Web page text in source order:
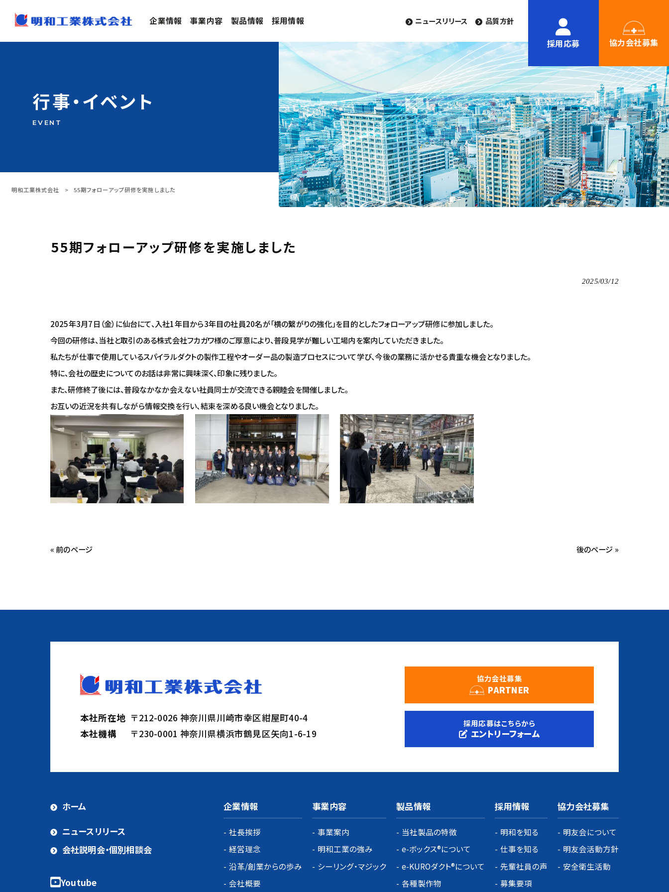
企業情報 事業内容 製品情報 採用情報 ニュースリリース 品質方針
採用応募 協力会社募集
行事・イベント
EVENT
明和工業株式会社 > 55期フォローアップ研修を実施しました
55期フォローアップ研修を実施しました
2025/03/12
2025年3月7日（金）に仙台にて、入社1年目から3年目の社員20名が「横の繋がりの強化」を目的としたフォローアップ研修に参加しました。
今回の研修は、当社と取引のある株式会社フカガワ様のご厚意により、普段見学が難しい工場内を案内していただきました。
私たちが仕事で使用しているスパイラルダクトの製作工程やオーダー品の製造プロセスについて学び、今後の業務に活かせる貴重な機会となりました。
特に、会社の歴史についてのお話は非常に興味深く、印象に残りました。
また、研修終了後には、普段なかなか会えない社員同士が交流できる親睦会を開催しました。
お互いの近況を共有しながら情報交換を行い、結束を深める良い機会となりました。
« 前のページ 後のページ »
本社所在地 〒212-0026 神奈川県川崎市幸区紺屋町40-4
本社機構
〒230-0001 神奈川県横浜市鶴見区矢向1-6-19
協力会社募集
PARTNER
採用応募はこちらから
エントリーフォーム
ホーム
ニュースリリース
会社説明会・個別相談会
企業情報
社長挨拶
経営理念
沿革/創業からの歩み
会社概要
事業内容
事業案内
明和工業の強み
シーリング・マジック
製品情報
当社製品の特徴
e-ボックス®について
e-KUROダクト®について
各種製作物
採用情報
明和を知る
仕事を知る
先輩社員の声
募集要項
協力会社募集
明友会について
明友会活動方針
安全衛生活動